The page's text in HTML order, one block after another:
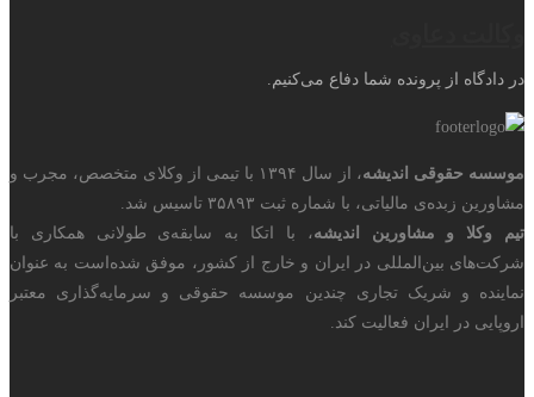
در دادگاه از پرونده شما دفاع می‌کنیم.
موسسه حقوقی اندیشه
، از سال ۱۳۹۴ با تیمی از وکلای متخصص، مجرب و
مشاورین زبده‌ی مالیاتی، با شماره ثبت ۳۵۸۹۳ تاسیس شد.
تیم وکلا و مشاورین اندیشه، با اتکا به سابقه‌ی طولانی همکاری با
شرکت‌های بین‌المللی در ایران و خارج از کشور، موفق شده‌است به عنوان
نماینده و شریک تجاری چندین موسسه حقوقی و سرمایه‌گذاری معتبر
اروپایی در ایران فعالیت کند.